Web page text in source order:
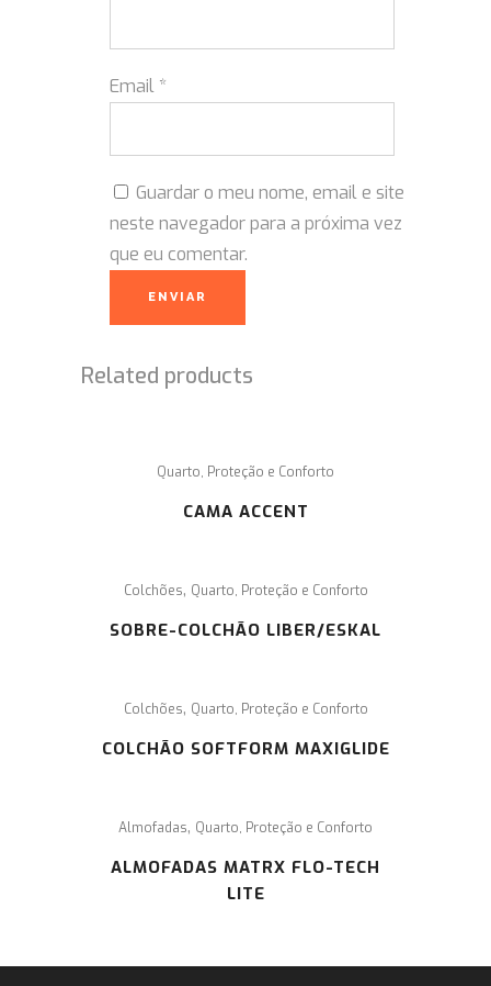
Email *
Guardar o meu nome, email e site
neste navegador para a próxima vez
que eu comentar.
Related products
Quarto, Proteção e Conforto
CAMA ACCENT
Colchões, Quarto, Proteção e Conforto
SOBRE-COLCHÃO LIBER/ESKAL
Colchões, Quarto, Proteção e Conforto
COLCHÃO SOFTFORM MAXIGLIDE
Almofadas, Quarto, Proteção e Conforto
ALMOFADAS MATRX FLO-TECH
LITE